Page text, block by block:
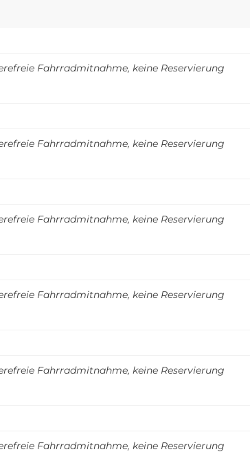
Fahrradmitnahme, keine Reservierung
Fahrradmitnahme, keine Reservierung
Fahrradmitnahme, keine Reservierung
Fahrradmitnahme, keine Reservierung
Fahrradmitnahme, keine Reservierung
Fahrradmitnahme, keine Reservierung